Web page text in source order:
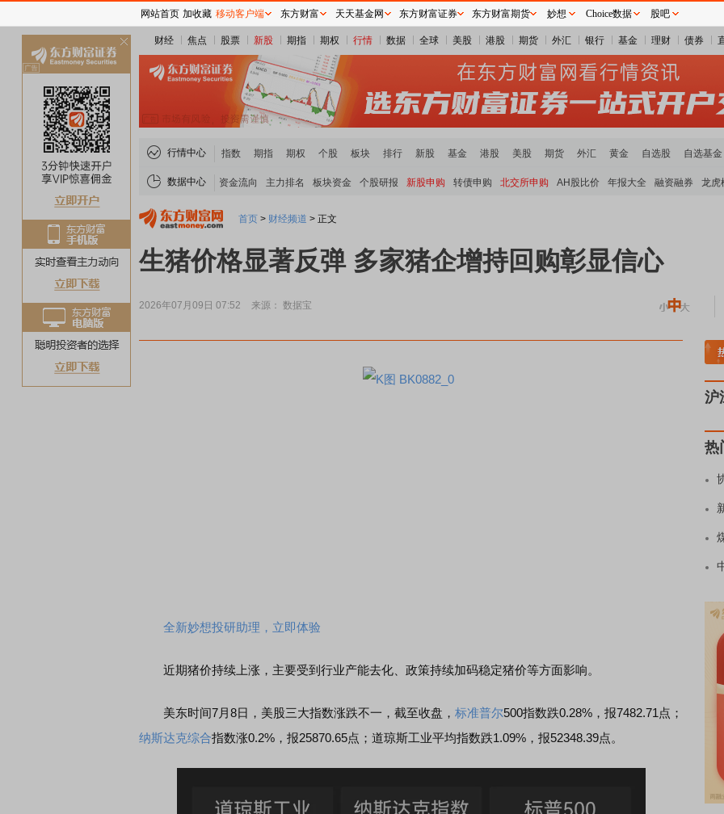
财经 焦点 股票 新股 期指 期权 行情 数据 全球 美股 港股 期货 外汇 银行 基金 理财 债券
行情中心 指数 期指 期权 个股 板块 排行 新股 基金 港股 美股 期货 外汇 黄金 自选股 自选基金
数据中心 资金流向 主力排名 板块资金 个股研报 新股申购 转债申购 北交所申购 AH股比价 年报大全 融资融券 龙虎
首页 > 财经频道 > 正文
生猪价格显著反弹 多家猪企增持回购彰显信心
2026年07月09日 07:52 来源： 数据宝
全新妙想投研助理，立即体验
近期猪价持续上涨，主要受到行业产能去化、政策持续加码稳定猪价等方面影响。
美东时间7月8日，美股三大指数涨跌不一，截至收盘， 标准普尔500指数跌0.28%，报7482.71点；
纳斯达克综合指数涨0.2%，报25870.65点；道琼斯工业平均指数跌1.09%，报52348.39点。
A股估值分析全览
沪
热
网站首页 加收藏 移动客户端 东方财富 天天基金网 东方财富证券 东方财富期货 妙想 Choice数据 股吧
关